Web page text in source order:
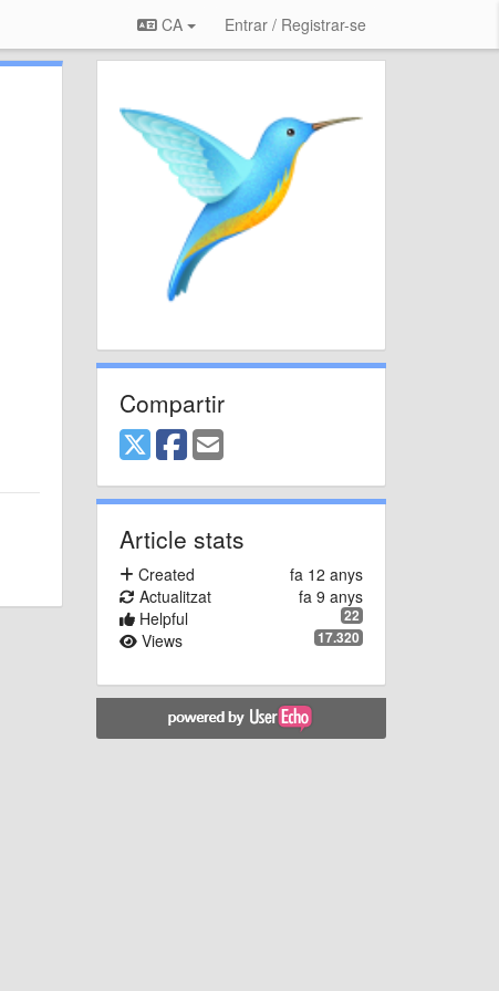
CA Entrar / Registrar-se
Compartir
Article stats
fa 12 anys
Created
fa 9 anys
Actualitzat
22
Helpful
17.320
Views